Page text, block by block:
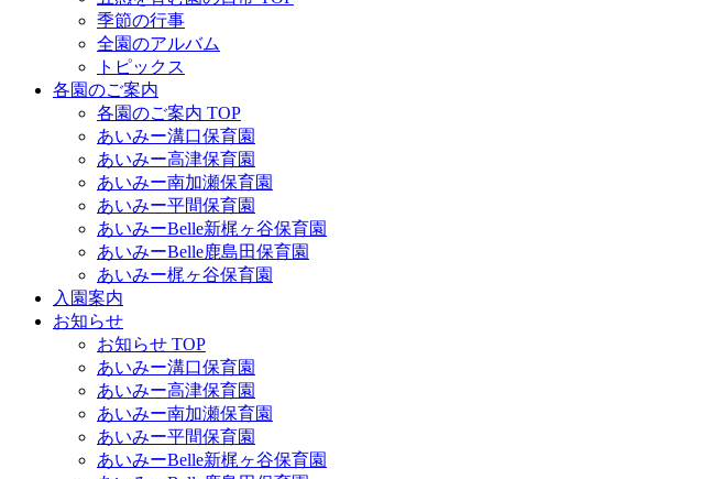
季節の行事
全園のアルバム
トピックス
各園のご案内
各園のご案内 TOP
あいみー溝口保育園
あいみー高津保育園
あいみー南加瀬保育園
あいみー平間保育園
あいみーBelle新梶ヶ谷保育園
あいみーBelle鹿島田保育園
あいみー梶ヶ谷保育園
入園案内
お知らせ
お知らせ TOP
あいみー溝口保育園
あいみー高津保育園
あいみー南加瀬保育園
あいみー平間保育園
あいみーBelle新梶ヶ谷保育園